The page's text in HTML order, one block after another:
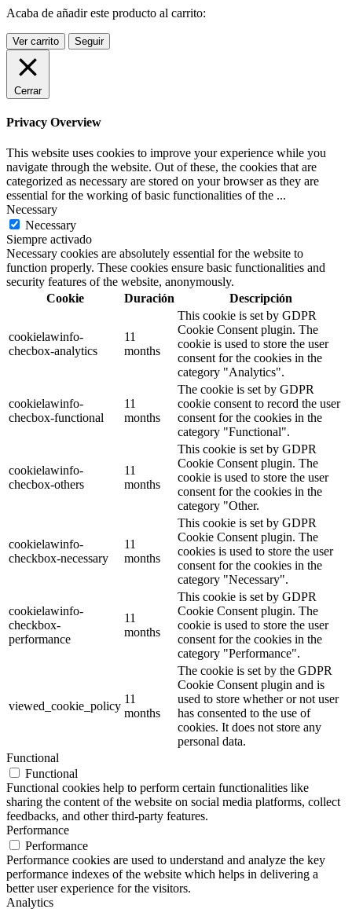
Acaba de añadir este producto al carrito:
Ver carrito Seguir
Cerrar
Privacy Overview
This website uses cookies to improve your experience while you
navigate through the website. Out of these, the cookies that are
categorized as necessary are stored on your browser as they are
essential for the working of basic functionalities of the ...
Necessary
Necessary
Siempre activado
Necessary cookies are absolutely essential for the website to
function properly. These cookies ensure basic functionalities and
security features of the website, anonymously.
Cookie
Duración Descripción
cookielawinfo-
checbox-analytics
11
months
This cookie is set by GDPR
Cookie Consent plugin. The
cookie is used to store the user
consent for the cookies in the
category "Analytics".
cookielawinfo-
checbox-functional
11
months
The cookie is set by GDPR
cookie consent to record the user
consent for the cookies in the
category "Functional".
cookielawinfo-
checbox-others
11
months
This cookie is set by GDPR
Cookie Consent plugin. The
cookie is used to store the user
consent for the cookies in the
category "Other.
cookielawinfo-
checkbox-necessary
11
months
This cookie is set by GDPR
Cookie Consent plugin. The
cookies is used to store the user
consent for the cookies in the
category "Necessary".
cookielawinfo-
checkbox-
performance
11
months
This cookie is set by GDPR
Cookie Consent plugin. The
cookie is used to store the user
consent for the cookies in the
category "Performance".
viewed_cookie_policy
11
months
The cookie is set by the GDPR
Cookie Consent plugin and is
used to store whether or not user
has consented to the use of
cookies. It does not store any
personal data.
Functional
Functional
Functional cookies help to perform certain functionalities like
sharing the content of the website on social media platforms, collect
feedbacks, and other third-party features.
Performance
Performance
Performance cookies are used to understand and analyze the key
performance indexes of the website which helps in delivering a
better user experience for the visitors.
Analytics